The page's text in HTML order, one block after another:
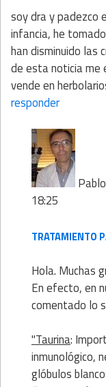
soy dra y padezco
infancia, he
han disminuido las
de esta noticia me
vende en
responder
18:25
TRATAMIENTO
Hola. Muchas
En efecto, en
comentado lo
"Taurina:
inmunológico,
glóbulos